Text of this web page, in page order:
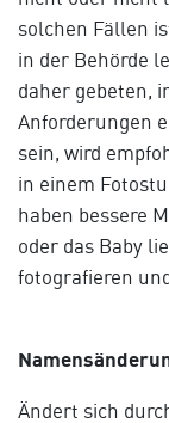
solchen Fällen
in der Behörde
daher gebeten,
Anforderungen
sein, wird
in einem
haben bessere
oder das Baby
fotografieren
Ändert sich